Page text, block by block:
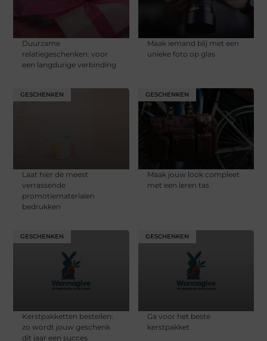
Duurzame
relatiegeschenken: voor
een langdurige verbinding
Maak iemand blij met een
unieke foto op glas
GESCHENKEN
Laat hier de meest
verrassende
promotiematerialen
bedrukken
GESCHENKEN
Maak jouw look compleet
met een leren tas
GESCHENKEN
Kerstpakketten bestellen:
zo wordt jouw geschenk
dit jaar een succes
GESCHENKEN
Ga voor het beste
kerstpakket